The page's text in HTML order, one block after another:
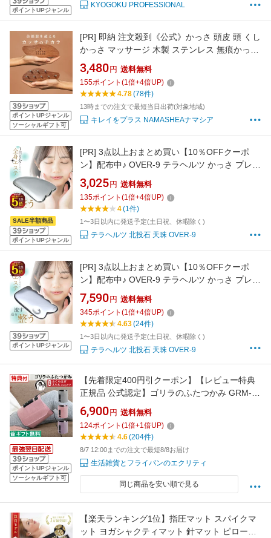
ポイントUPジャンル
KYOGOKU PROFESSIONAL
ポイントUPジャンル
ソーシャルギフト可
[PR] 即納 注文殺到《公式》かっさ 頭皮 頭 くし
かっさ マッサージ 木製 ステンレス 無痕かっさ
板 カッサブラシ 収納袋付き カッサ 小顔 むくみ
頭 ボディ 美顔器 健康 美肌 かっさ板 リンパ 顔
腕 足 脚 ブラシ S型 台湾 マッサージ ギフト プ
3,480 円 送料無料
155ポイント (1倍+4倍UP)
4.78(78件)
13時までの注文で最短当日出荷(対象地域)
キレイをプラス NAMASHEAナマシア
SALE半額商品
ポイントUPジャンル
[PR] 3点以上おまとめ買い【10％OFFクーポ
ン】配布中♪ OVER-9 テラヘルツ かっさ プレー
ト 羽根型 90mm テラ鉱石 テラヘルツカッサ ほ
うれい線 風呂 美容 美顔 フェイス マッサージ
小顔 ツボ押し 健康 パワーストーン 天然石 本物
【メール便可】【送料無料】
3,025 円 送料無料
135ポイント (1倍+4倍UP)
4(1件)
1〜3日以内に発送予定(土日祝、休暇除く)
テラヘルツ 北投石 天珠 OVER-9
ポイントUPジャンル
[PR] 3点以上おまとめ買い【10％OFFクーポ
ン】配布中♪ OVER-9 テラヘルツ かっさ プレー
ト のこぎり型(1) 80mm テラ鉱石 リンパ流し
風呂 美容 美顔 フェイス マッサージ テラヘルツ
カッサ 小顔 ツボ押し 健康 本物【メール便可】
7,590 円 送料無料
345ポイント (1倍+4倍UP)
4.63(24件)
1〜3日以内に発送予定(土日祝、休暇除く)
テラヘルツ 北投石 天珠 OVER-9
ポイントUPジャンル
ソーシャルギフト可
【先着限定400円引クーポン】【レビュー特典
正規品 公式認定】ゴリラのふたつかみ GRM-
2501GY GRM-2501PK GRM-2501PU ドウシシ
ャ ／ 足 マッサージ むくみ 脚マッサージ 加圧
プレゼント 太もも ふくらはぎ ラッピング無料
母の日 2026年 母の日ギフト
6,900 円 送料無料
124ポイント (1倍+1倍UP)
4.6(204件)
8/7 12:00までの注文で最短8/8お届け
生活雑貨とフライパンのエクリティ
同じ商品を安い順で見る
【楽天ランキング1位】指圧マット スパイクマ
ット ヨガシャクティマット 針マット ピローセ